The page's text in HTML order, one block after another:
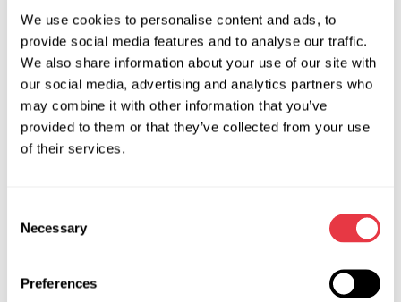
We use cookies to personalise content and ads, to
provide social media features and to analyse our traffic.
We also share information about your use of our site with
our social media, advertising and analytics partners who
may combine it with other information that you’ve
provided to them or that they’ve collected from your use
of their services.
Selection
Necessary
Preferences
LOKI – прилад, що реалізує весь необхідний сервісний
функціонал Tesla Model S, Model X, Model 3.
MS800 – тестер призначений для діагностики
високовольтних нікель-металогідридних акумуляторів
(NiMh) гібридних автомобілів: Toyota, Lexus, Honda та ін.
Зустріч відбудеться у Frankfurt am main у холі 8.0, стенд